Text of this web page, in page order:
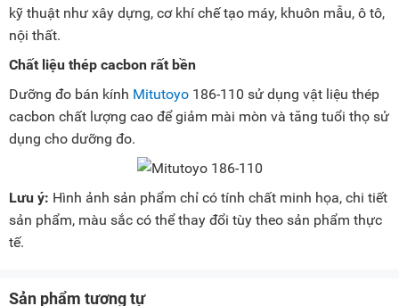
kỹ thuật như xây dựng, cơ khí chế tạo máy, khuôn mẫu, ô tô,
nội thất.
Chất liệu thép cacbon rất bền
Dưỡng đo bán kính Mitutoyo 186-110 sử dụng vật liệu thép
cacbon chất lượng cao để giảm mài mòn và tăng tuổi thọ sử
dụng cho dưỡng đo.
Lưu ý: Hình ảnh sản phẩm chỉ có tính chất minh họa, chi tiết
sản phẩm, màu sắc có thể thay đổi tùy theo sản phẩm thực
tế.
Sản phẩm tương tự